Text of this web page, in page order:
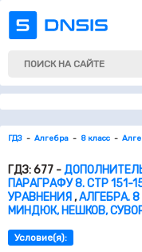
ГДЗ Алгебра 8 класс
ГДЗ: 677 -
ПАРАГРАФУ 8. СТР 151-
УРАВНЕНИЯ,АЛГЕБРА.
МИНДЮК, НЕШКОВ,
Условие(я):